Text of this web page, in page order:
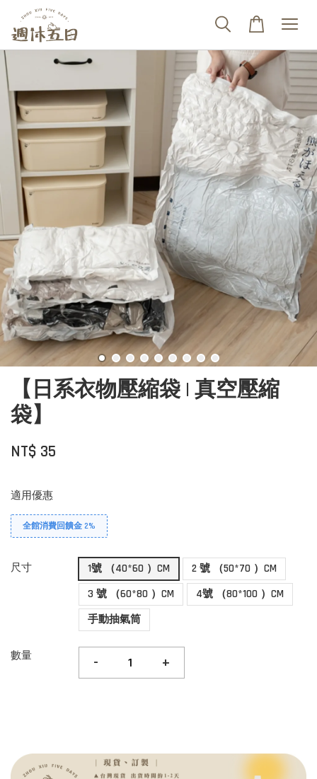
【日系衣物壓縮袋 | 真空壓縮
袋】
NT$ 35
適用優惠
全館消費回饋金 2%
尺寸 1號 （40*60 ）CM
2 號 （50*70 ）CM
3 號 （60*80 ）CM
4號 （80*100 ）CM
手動抽氣筒
數量 - +